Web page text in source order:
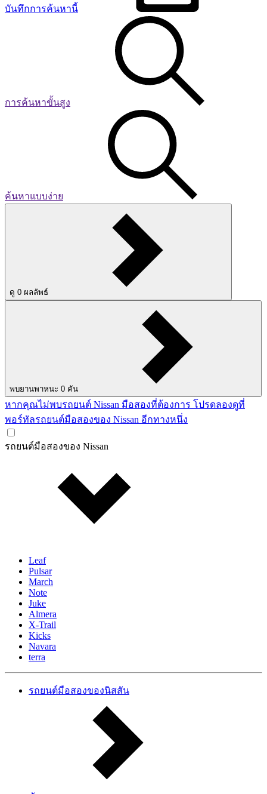
บันทึกการค้นหานี้
การค้นหาขั้นสูง
ค้นหาแบบง่าย
ดู 0 ผลลัพธ์
พบยานพาหนะ 0 คัน
หากคุณไม่พบรถยนต์ Nissan มือสองที่ต้องการ โปรดลองดูที่
พอร์ทัลรถยนต์มือสองของ Nissan อีกทางหนึ่ง
รถยนต์มือสองของ Nissan
Leaf
Pulsar
March
Note
Juke
Almera
X-Trail
Kicks
Navara
terra
รถยนต์มือสองของนิสสัน